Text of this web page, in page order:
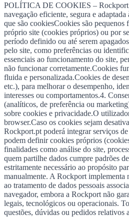
POLÍTICA DE COOKIES –
navegação eficiente, segura e
que são cookiesCookies são
próprio site (cookies próprios) ou por
período definido ou até serem
pelo site, como preferências ou
essenciais ao funcionamento do site,
não funcionar corretamente.Cookies
fluida e personalizada.Cookies de
etc.), para melhorar o desempenho,
interesses ou comportamentos.4.
(analíticos, de preferência ou
sobre cookies e privacidade.O
browser.Caso os cookies sejam
Rockport.pt poderá integrar serviços
podem definir cookies próprios
finalidades como análise do site,
quem partilhe dados cumpre padrões
estritamente necessário ao propósito
manualmente. A Rockport implementa
ao tratamento de dados pessoais
navegador, embora a Rockport não
legais, tecnológicos ou operacionais.
questões, dúvidas ou pedidos